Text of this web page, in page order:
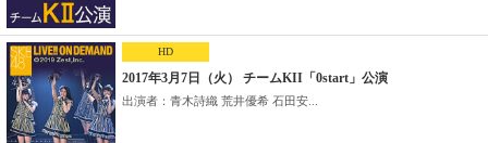
HD
2017年3月7日（火） チームKII「0start」公演
出演者：青木詩織 荒井優希 石田安...